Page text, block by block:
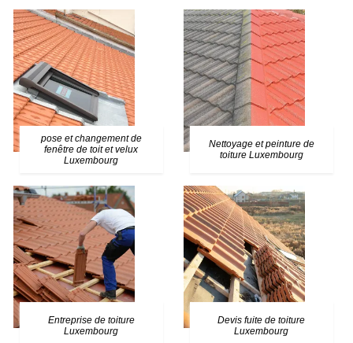
pose et changement de
fenêtre de toit et velux
Luxembourg
Nettoyage et peinture de
toiture Luxembourg
Entreprise de toiture
Luxembourg
Devis fuite de toiture
Luxembourg